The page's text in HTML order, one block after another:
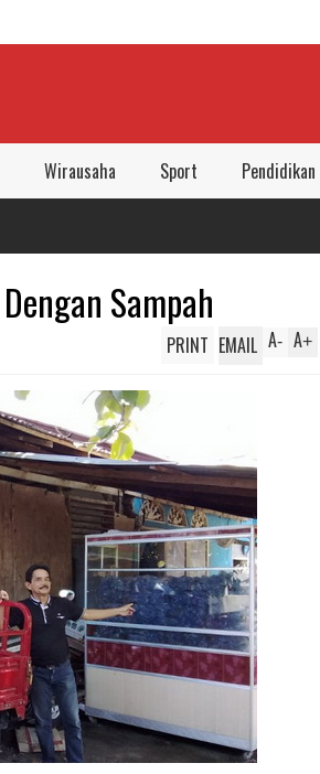
Wirausaha Sport Pendidikan
Sampah
A+
A-
PRINT EMAIL